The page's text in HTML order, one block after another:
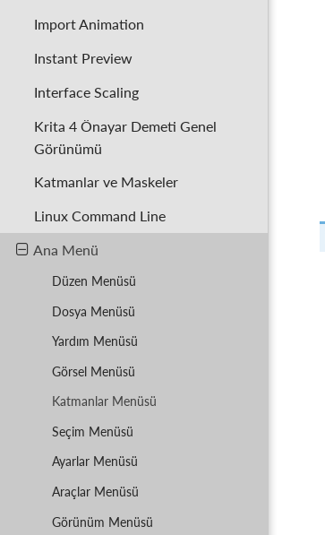
Import Animation
Instant Preview
Interface Scaling
Krita 4 Önayar Demeti Genel
Görünümü
Katmanlar ve Maskeler
Linux Command Line
Ana Menü
Düzen Menüsü
Dosya Menüsü
Yardım Menüsü
Görsel Menüsü
Katmanlar Menüsü
Seçim Menüsü
Ayarlar Menüsü
Araçlar Menüsü
Görünüm Menüsü